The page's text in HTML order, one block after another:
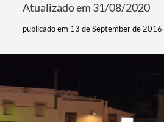
Atualizado em 31/08/2020
publicado em 13 de September de 2016